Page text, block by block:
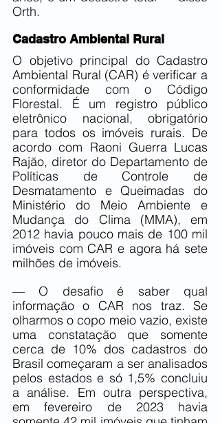
Orth.
Cadastro Ambiental Rural
O objetivo principal do Cadastro
Ambiental Rural (CAR) é verificar a
conformidade com o Código
Florestal. É um registro público
eletrônico nacional, obrigatório
para todos os imóveis rurais. De
acordo com Raoni Guerra Lucas
Rajão, diretor do Departamento de
Políticas de Controle de
Desmatamento e Queimadas do
Ministério do Meio Ambiente e
Mudança do Clima (MMA), em
2012 havia pouco mais de 100 mil
imóveis com CAR e agora há sete
milhões de imóveis.
— O desafio é saber qual
informação o CAR nos traz. Se
olharmos o copo meio vazio, existe
uma constatação que somente
cerca de 10% dos cadastros do
Brasil começaram a ser analisados
pelos estados e só 1,5% concluiu
a análise. Em outra perspectiva,
em fevereiro de 2023 havia